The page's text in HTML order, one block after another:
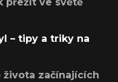
– tipy a triky na
života začínajících